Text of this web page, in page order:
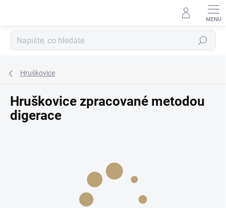
Hledat
Hruškovice
Hruškovice zpracované metodou
digerace